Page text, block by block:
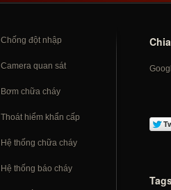
Chống đột nhập
Camera quan sát
Bơm chữa cháy
Thoát hiểm khẩn cấp
Hệ thống chữa cháy
Hệ thống báo cháy